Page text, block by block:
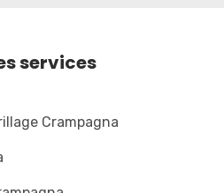
services
Crampagna